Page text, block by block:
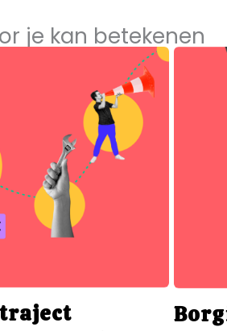
je kan betekenen